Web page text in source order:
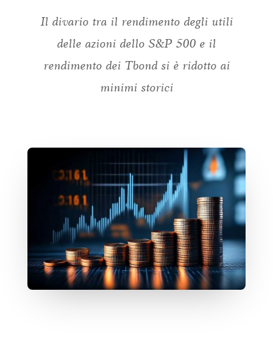
Il divario tra il rendimento degli utili
delle azioni dello S&P 500 e il
rendimento dei Tbond si è ridotto ai
minimi storici